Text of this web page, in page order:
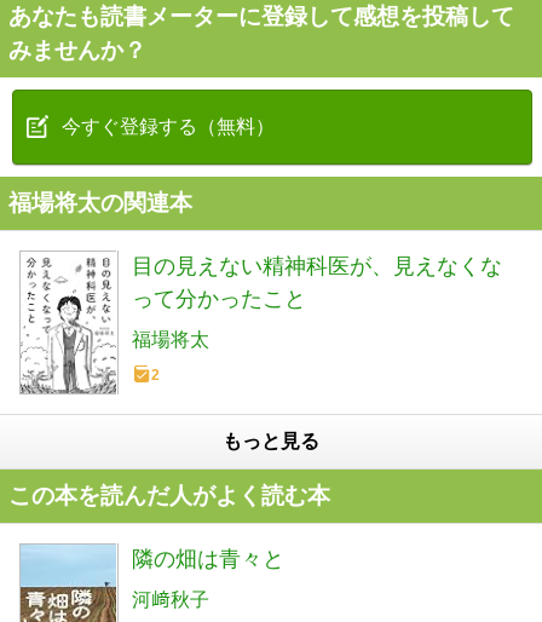
あなたも読書メーターに登録して感想を投稿して
みませんか？
今すぐ登録する（無料）
福場将太の関連本
目の見えない精神科医が、見えなくな
って分かったこと
福場将太
2
もっと見る
この本を読んだ人がよく読む本
隣の畑は青々と
河﨑秋子